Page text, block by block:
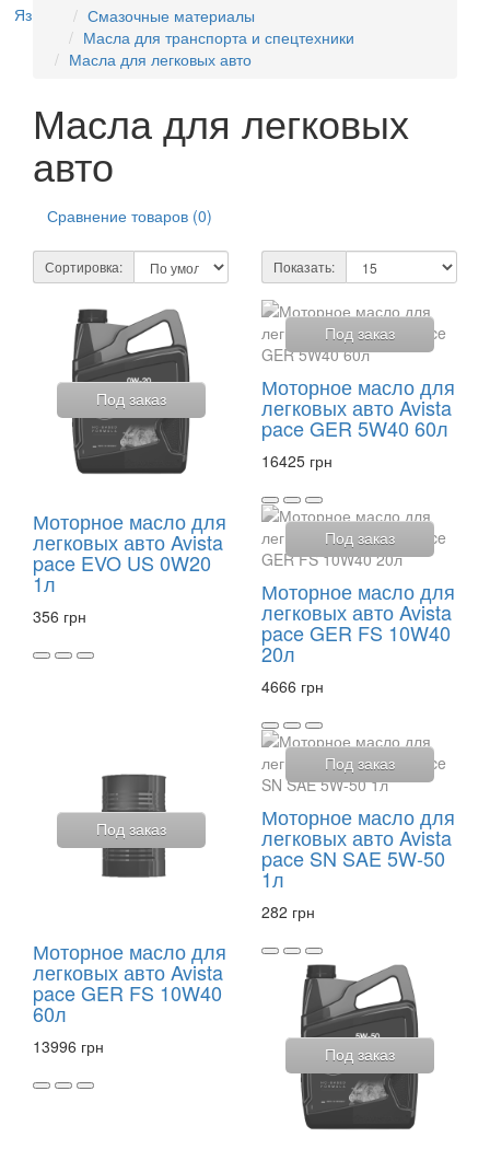
Язык
Смазочные материалы
Масла для транспорта и спецтехники
Масла для легковых авто
Масла для легковых
авто
Сравнение товаров (0)
Сортировка: Показать:
Под заказ
Моторное масло для
легковых авто Avista
pace EVO US 0W20
1л
356 грн
Под заказ
Моторное масло для
легковых авто Avista
pace GER 5W40 60л
16425 грн
Под заказ
Моторное масло для
легковых авто Avista
pace GER FS 10W40
20л
4666 грн
Под заказ
Моторное масло для
легковых авто Avista
pace GER FS 10W40
60л
13996 грн
Под заказ
Моторное масло для
легковых авто Avista
pace SN SAE 5W-50
1л
282 грн
Под заказ